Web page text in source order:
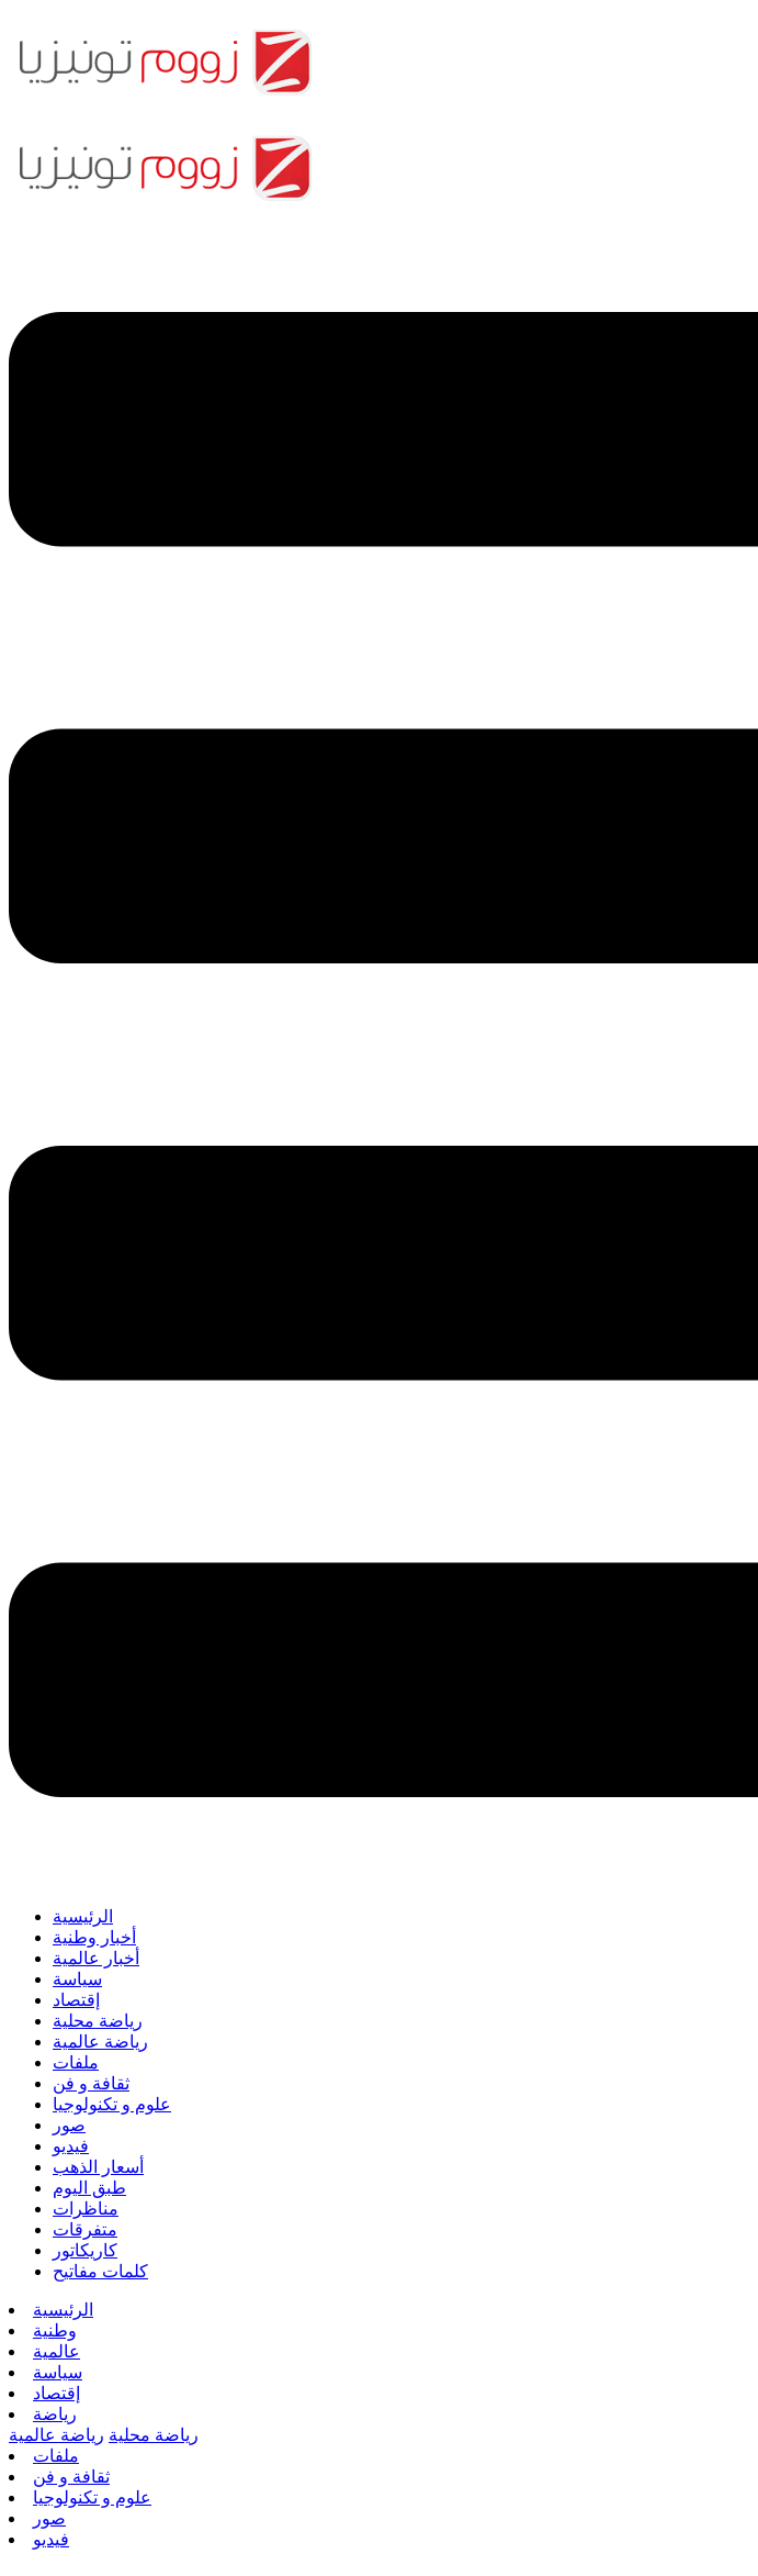
الرئيسية
أخبار وطنية
أخبار عالمية
سياسة
إقتصاد
رياضة محلية
رياضة عالمية
ملفات
ثقافة و فن
علوم و تكنولوجيا
صور
فيديو
أسعار الذهب
طبق اليوم
مناظرات
متفرقات
كاريكاتور
كلمات مفاتيح
الرئيسية
وطنية
عالمية
سياسة
إقتصاد
رياضة
رياضة محلية رياضة عالمية
ملفات
ثقافة و فن
علوم و تكنولوجيا
صور
فيديو